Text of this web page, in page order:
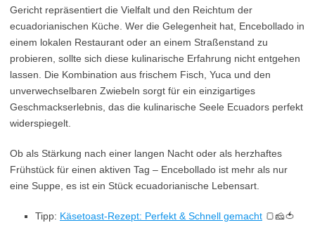
Gericht repräsentiert die Vielfalt und den Reichtum der
ecuadorianischen Küche. Wer die Gelegenheit hat, Encebollado in
einem lokalen Restaurant oder an einem Straßenstand zu
probieren, sollte sich diese kulinarische Erfahrung nicht entgehen
lassen. Die Kombination aus frischem Fisch, Yuca und den
unverwechselbaren Zwiebeln sorgt für ein einzigartiges
Geschmackserlebnis, das die kulinarische Seele Ecuadors perfekt
widerspiegelt.
Ob als Stärkung nach einer langen Nacht oder als herzhaftes
Frühstück für einen aktiven Tag – Encebollado ist mehr als nur
eine Suppe, es ist ein Stück ecuadorianische Lebensart.
Tipp: Käsetoast-Rezept: Perfekt & Schnell gemacht 🍞🧀🍅